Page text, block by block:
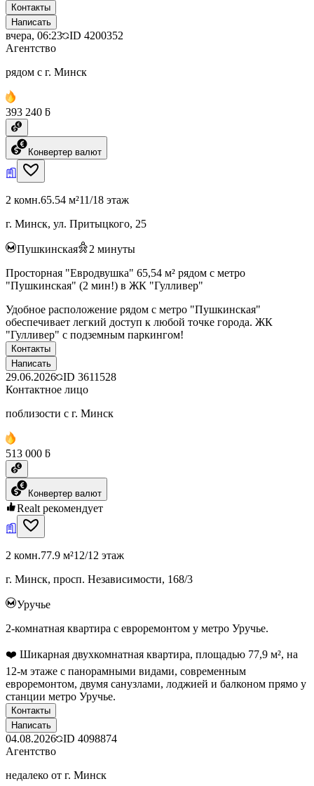
Контакты
Написать
вчера, 06:23 ID 4200352
Агентство
рядом с г. Минск
393 240 ƃ
Конвертер валют
2 комн.65.54 м²11/18 этаж
г. Минск, ул. Притыцкого, 25
Пушкинская 2 минуты
Просторная "Евродвушка" 65,54 м² рядом с метро
"Пушкинская" (2 мин!) в ЖК "Гулливер"
Удобное расположение рядом с метро "Пушкинская"
обеспечивает легкий доступ к любой точке города. ЖК
"Гулливер" с подземным паркингом!
Контакты
Написать
29.06.2026 ID 3611528
Контактное лицо
поблизости с г. Минск
513 000 ƃ
Конвертер валют
Realt рекомендует
2 комн.77.9 м²12/12 этаж
г. Минск, просп. Независимости, 168/3
Уручье
2-комнатная квартира с евроремонтом у метро Уручье.
❤️ Шикарная двухкомнатная квартира, площадью 77,9 м², на
12-м этаже с панорамными видами, современным
евроремонтом, двумя санузлами, лоджией и балконом прямо у
станции метро Уручье.
Контакты
Написать
04.08.2026 ID 4098874
Агентство
недалеко от г. Минск